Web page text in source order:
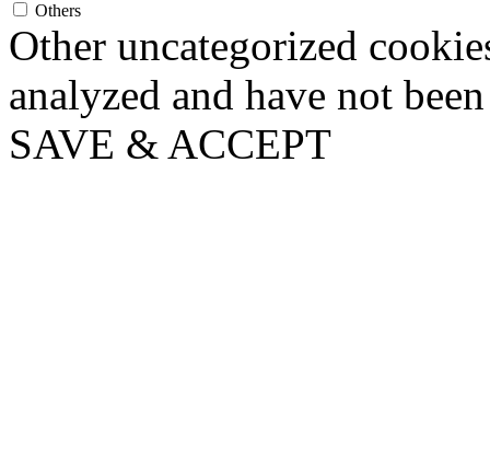
Others
Other uncategorized
analyzed and have not
SAVE & ACCEPT